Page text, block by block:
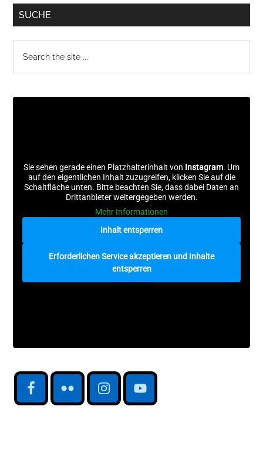
SUCHE
the
Sie sehen gerade einen Platzhalterinhalt von Instagram. Um
auf den eigentlichen Inhalt zuzugreifen, klicken Sie auf die
Schaltfläche unten. Bitte beachten Sie, dass dabei Daten an
Drittanbieter weitergegeben werden.
Mehr Informationen
Inhalt entsperren
Erforderlichen Service akzeptieren und Inhalte
entsperren